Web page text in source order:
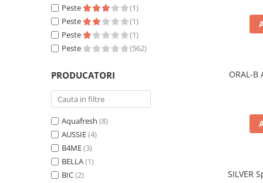
Detergent Rufe
Detergent Rufe
Detergent lichid
Detergent pudra
Parfum de rufe
Solutie de intretinere textile
Peste
(1)
Peste
(1)
Peste
(1)
Peste
(562)
PRODUCATORI
Aquafresh (8)
AUSSIE(4)
B4ME(3)
BELLA(1)
BIC(2)
ORAL-
SILVER